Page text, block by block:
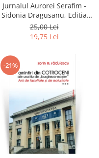
Jurnalul Aurorei Serafim -
Sidonia Dragusanu, Editia
2020
25,00 Lei
19,75 Lei
-21%